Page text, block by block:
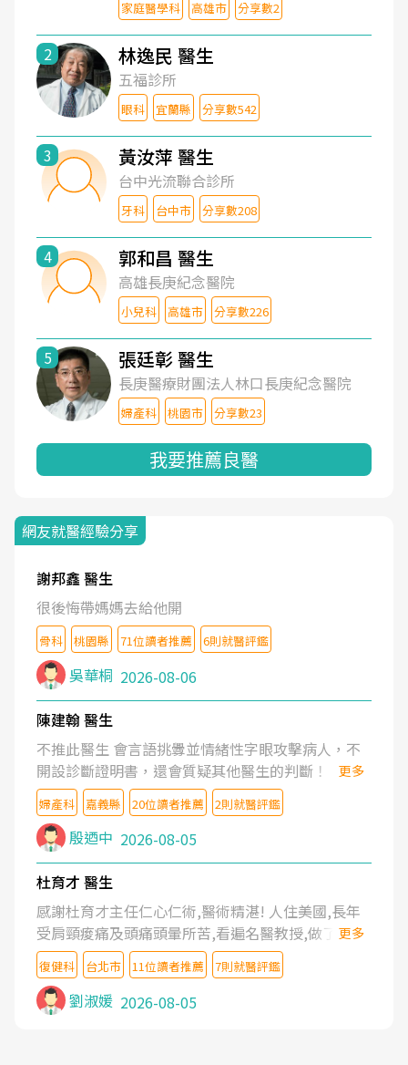
家庭醫學科 高雄市 分享數2
2 林逸民 醫生
五福診所
眼科 宜蘭縣 分享數542
3 黃汝萍 醫生
台中光流聯合診所
牙科 台中市 分享數208
4 郭和昌 醫生
高雄長庚紀念醫院
小兒科 高雄市 分享數226
5 張廷彰 醫生
長庚醫療財團法人林口長庚紀念醫院
婦產科 桃園市 分享數23
我要推薦良醫
網友就醫經驗分享
謝邦鑫 醫生
很後悔帶媽媽去給他開
骨科 桃園縣 71位讀者推薦 6則就醫評鑑
吳華桐 2026-08-06
陳建翰 醫生
不推此醫生 會言語挑釁並情緒性字眼攻擊病人，不
開設診斷證明書，還會質疑其他醫生的判斷！
更多
婦產科 嘉義縣 20位讀者推薦 2則就醫評鑑
殷迺中 2026-08-05
杜育才 醫生
感謝杜育才主任仁心仁術,醫術精湛! 人住美國,長年
受肩頸痠痛及頭痛頭暈所苦,看遍名醫教授,做了各種
檢查,也嘗試過西醫打針,中醫針灸及物理徒手治療都
沒有用,後來連吃到嗎啡類止痛藥都效果有限,只是壓
症狀,沒多久就痛起來,多年失眠嚴重影響生活品質.
台灣親友介紹忠孝醫院杜育才主任是頸頭症候群專
更多
復健科 台北市 11位讀者推薦 7則就醫評鑑
劉淑媛 2026-08-05